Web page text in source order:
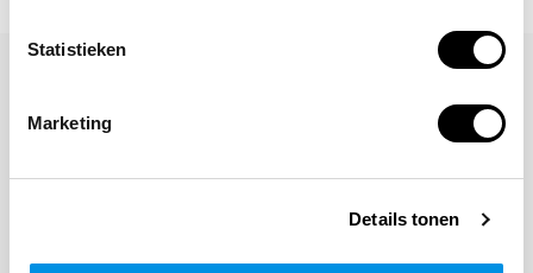
Statistieken
Marketing
Details tonen
Naam